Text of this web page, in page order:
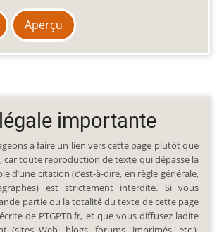
importante
à faire un lien vers cette page plutôt que
car toute reproduction de texte qui dépasse la
d’une citation (c’est-à-dire, en règle générale,
est strictement interdite. Si vous
partie ou la totalité du texte de cette page
de PTGPTB.fr, et que vous diffusez ladite